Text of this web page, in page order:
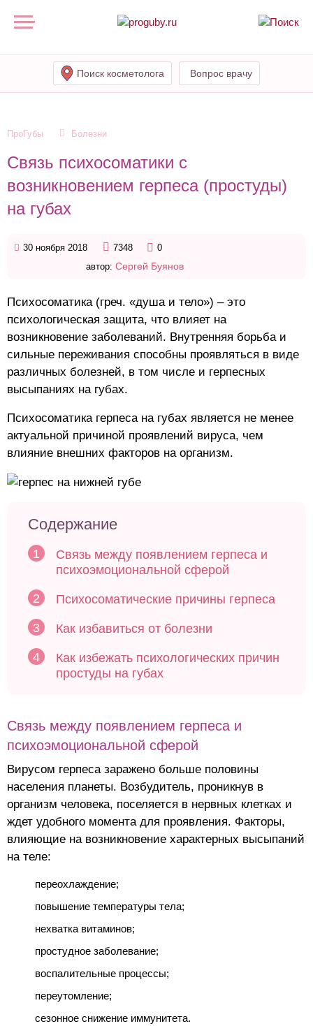
Поиск косметолога Вопрос врачу
ПроГубы Болезни
Связь психосоматики с
возникновением герпеса (простуды)
на губах
30 ноября 2018 7348
0
автор: Сергей Буянов
Психосоматика (греч. «душа и тело») – это
психологическая защита, что влияет на
возникновение заболеваний. Внутренняя борьба и
сильные переживания способны проявляться в виде
различных болезней, в том числе и герпесных
высыпаниях на губах.
Психосоматика герпеса на губах является не менее
актуальной причиной проявлений вируса, чем
влияние внешних факторов на организм.
Содержание
Связь между появлением герпеса и
психоэмоциональной сферой
Психосоматические причины герпеса
Как избавиться от болезни
Как избежать психологических причин
простуды на губах
Связь между появлением герпеса и
психоэмоциональной сферой
Вирусом герпеса заражено больше половины
населения планеты. Возбудитель, проникнув в
организм человека, поселяется в нервных клетках и
ждет удобного момента для проявления. Факторы,
влияющие на возникновение характерных высыпаний
на теле:
переохлаждение;
повышение температуры тела;
нехватка витаминов;
простудное заболевание;
воспалительные процессы;
переутомление;
сезонное снижение иммунитета.